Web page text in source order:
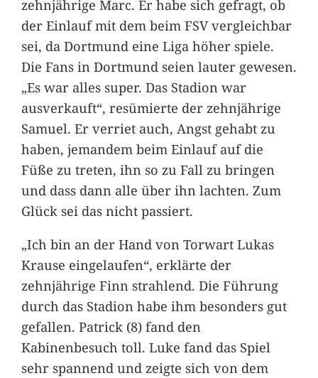
zehnjährige Marc. Er habe sich gefragt, ob
der Einlauf mit dem beim FSV vergleichbar
sei, da Dortmund eine Liga höher spiele.
Die Fans in Dortmund seien lauter gewesen.
„Es war alles super. Das Stadion war
ausverkauft“, resümierte der zehnjährige
Samuel. Er verriet auch, Angst gehabt zu
haben, jemandem beim Einlauf auf die
Füße zu treten, ihn so zu Fall zu bringen
und dass dann alle über ihn lachten. Zum
Glück sei das nicht passiert.
„Ich bin an der Hand von Torwart Lukas
Krause eingelaufen“, erklärte der
zehnjährige Finn strahlend. Die Führung
durch das Stadion habe ihm besonders gut
gefallen. Patrick (8) fand den
Kabinenbesuch toll. Luke fand das Spiel
sehr spannend und zeigte sich von dem